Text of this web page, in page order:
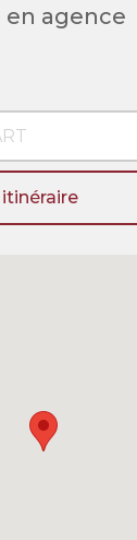
en agence